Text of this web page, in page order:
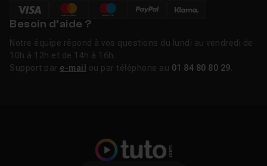
Besoin d’aide ?
Notre équipe répond à vos questions du lundi au vendredi de
10h à 12h et de 14h à 16h.
Support par e-mail ou par téléphone au 01 84 80 80 29